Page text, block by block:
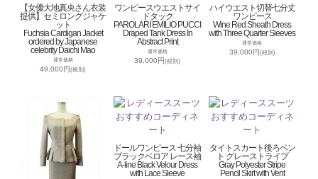
【女優大地真央さん衣装
提供】セミロングジャケ
ット
Fuchsia Cardigan Jacket
ordered by Japanese
celebrity Daichi Mao
通常価格
49,000円(税別)
ワンピースウエストサイ
ドタック
PAROLARI EMILIO PUCCI
Draped Tank Dress In
Abstract Print
通常価格
39,000円(税別)
ハイウエスト切替七分丈
ワンピース
Wine Red Sheath Dress
with Three Quarter Sleeves
通常価格
39,000円(税別)
ドールワンピース 七分袖
ブラックベロア レース袖
A-line Black Velour Dress
with Lace Sleeve
タイトスカート後ろベン
ト グレーストライプ
Gray Polyester Stripe
Pencil Skirt with Vent